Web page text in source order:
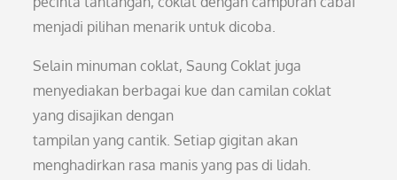
menjadi pilihan menarik untuk dicoba.
Selain minuman coklat, Saung Coklat juga
menyediakan berbagai kue dan camilan coklat
yang disajikan dengan
tampilan yang cantik. Setiap gigitan akan
menghadirkan rasa manis yang pas di lidah.